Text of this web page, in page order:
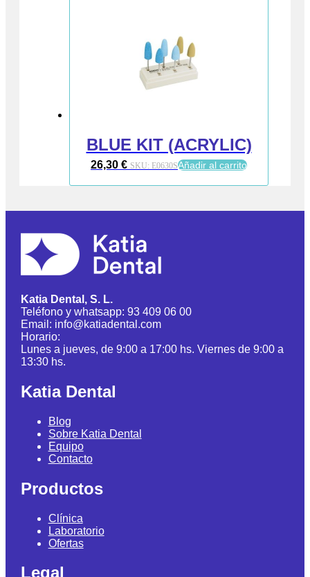
BLUE KIT (ACRYLIC)
26,30 € SKU: E0630SAñadir al carrito
Katia Dental, S. L.
Teléfono y whatsapp: 93 409 06 00
Email: info@katiadental.com
Horario:
Lunes a jueves, de 9:00 a 17:00 hs. Viernes de 9:00 a
13:30 hs.
Katia Dental
Blog
Sobre Katia Dental
Equipo
Contacto
Productos
Clínica
Laboratorio
Ofertas
Legal